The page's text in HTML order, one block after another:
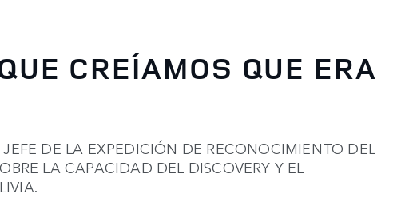
CREÍAMOS QUE ERA
DE LA EXPEDICIÓN DE RECONOCIMIENTO DEL
LA CAPACIDAD DEL DISCOVERY Y EL